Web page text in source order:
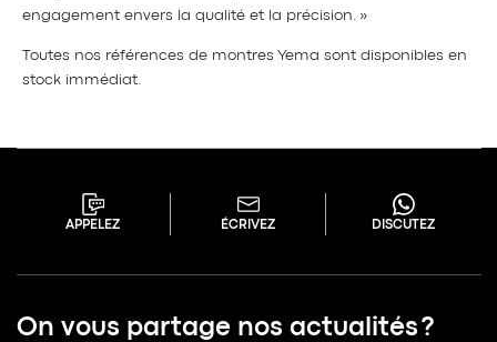
engagement envers la qualité et la précision. »
Toutes nos références de montres Yema sont disponibles en
stock immédiat.
APPELEZ ÉCRIVEZ DISCUTEZ
On vous partage nos actualités ?